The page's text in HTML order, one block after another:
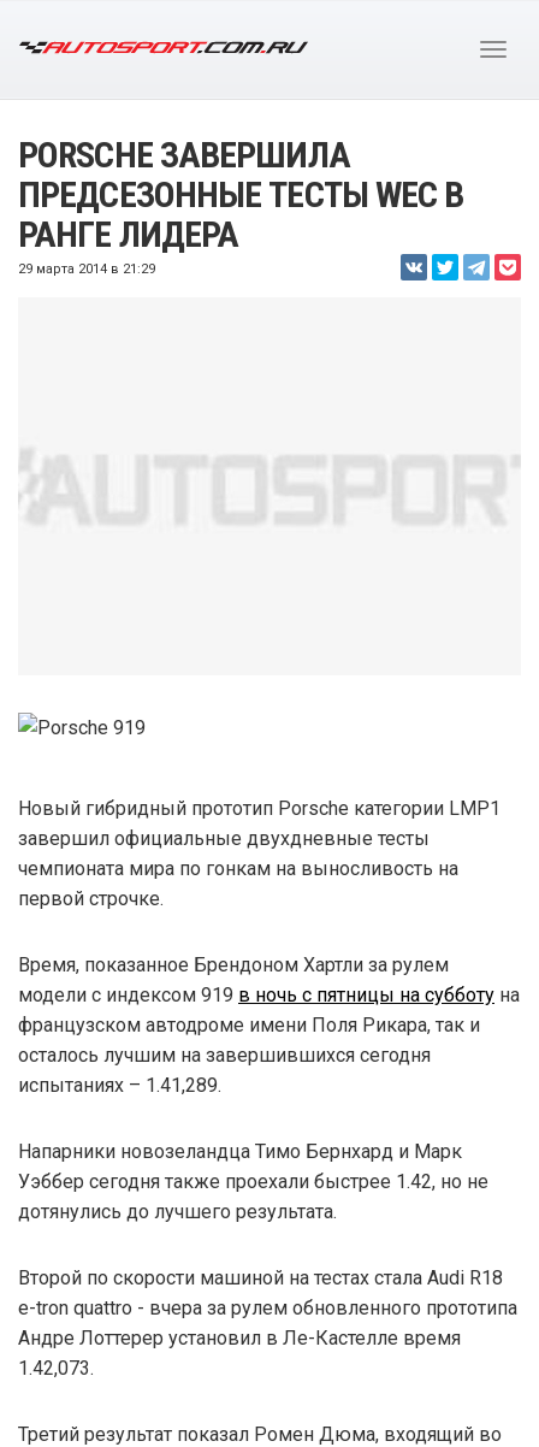
PORSCHE ЗАВЕРШИЛА
ПРЕДСЕЗОННЫЕ ТЕСТЫ WEC В
РАНГЕ ЛИДЕРА
29 марта 2014 в 21:29
Новый гибридный прототип Porsche категории LMP1
завершил официальные двухдневные тесты
чемпионата мира по гонкам на выносливость на
первой строчке.
Время, показанное Брендоном Хартли за рулем
модели с индексом 919 в ночь с пятницы на субботу на
французском автодроме имени Поля Рикара, так и
осталось лучшим на завершившихся сегодня
испытаниях – 1.41,289.
Напарники новозеландца Тимо Бернхард и Марк
Уэббер сегодня также проехали быстрее 1.42, но не
дотянулись до лучшего результата.
Второй по скорости машиной на тестах стала Audi R18
e-tron quattro - вчера за рулем обновленного прототипа
Андре Лоттерер установил в Ле-Кастелле время
1.42,073.
Третий результат показал Ромен Дюма, входящий во